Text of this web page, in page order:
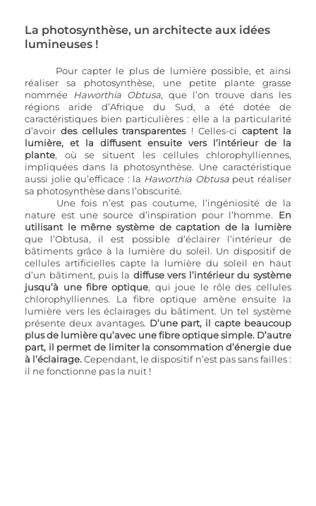
La photosynthèse, un architecte aux idées
lumineuses !
Pour capter le plus de lumière possible, et ainsi
réaliser sa photosynthèse, une petite plante grasse
nommée Haworthia Obtusa, que l’on trouve dans les
régions aride d’Afrique du Sud, a été dotée de
caractéristiques bien particulières : elle a la particularité
d’avoir des cellules transparentes ! Celles-ci captent la
lumière, et la diffusent ensuite vers l’intérieur de la
plante, où se situent les cellules chlorophylliennes,
impliquées dans la photosynthèse. Une caractéristique
aussi jolie qu’efficace : la Haworthia Obtusa peut réaliser
sa photosynthèse dans l’obscurité.
Une fois n’est pas coutume, l’ingéniosité de la
nature est une source d’inspiration pour l’homme. En
utilisant le même système de captation de la lumière
que l’Obtusa, il est possible d’éclairer l’intérieur de
bâtiments grâce à la lumière du soleil. Un dispositif de
cellules artificielles capte la lumière du soleil en haut
d’un bâtiment, puis la diffuse vers l’intérieur du système
jusqu’à une fibre optique, qui joue le rôle des cellules
chlorophylliennes. La fibre optique amène ensuite la
lumière vers les éclairages du bâtiment. Un tel système
présente deux avantages. D’une part, il capte beaucoup
plus de lumière qu’avec une fibre optique simple. D’autre
part, il permet de limiter la consommation d’énergie due
à l’éclairage. Cependant, le dispositif n’est pas sans failles :
il ne fonctionne pas la nuit !